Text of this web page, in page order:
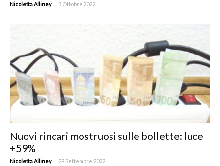
Nicoletta Alliney - 3 Ottobre 2022
Nuovi rincari mostruosi sulle bollette: luce
+59%
Nicoletta Alliney - 29 Settembre 2022